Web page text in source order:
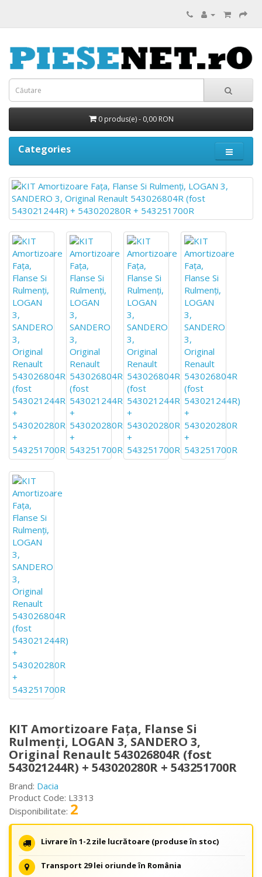
0 produs(e) - 0,00 RON
Categories
KIT Amortizoare Fața, Flanse Si
Rulmenți, LOGAN 3, SANDERO 3,
Original Renault 543026804R (fost
543021244R) + 543020280R + 543251700R
Brand: Dacia
Product Code: L3313
Disponibilitate: 2
Livrare în 1-2 zile lucrătoare (produse în stoc)
Transport 29 lei oriunde în România